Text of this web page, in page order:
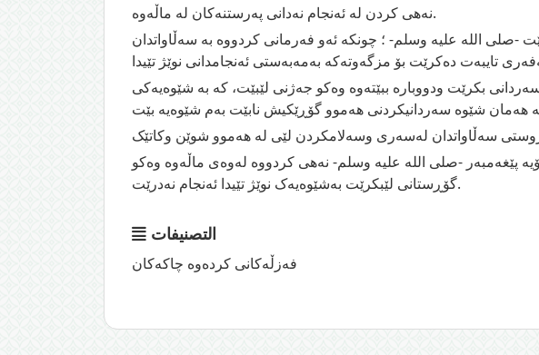
نەهی کردن لە ئەنجام نەدانی پەرستنەکان لە ماڵەوە.
اللە علیە وسلم- ؛ چونکە ئەو فەرمانی کردووە بە سەڵاواتدان
بکرێت ودووبارە ببێتەوە وەکو جەژنی لێبێت، کە بە شێوەیەکی
پێغەمبەر -صلى اللە علیە وسلم- نەهی کردووە لەوەى ماڵەوە وەکو
گۆڕستانی لێبکرێت بەشێوەیەک نوێژ تێیدا ئەنجام نەدرێت.
التصنيفات
فەزڵەکانی کردەوە چاکەکان